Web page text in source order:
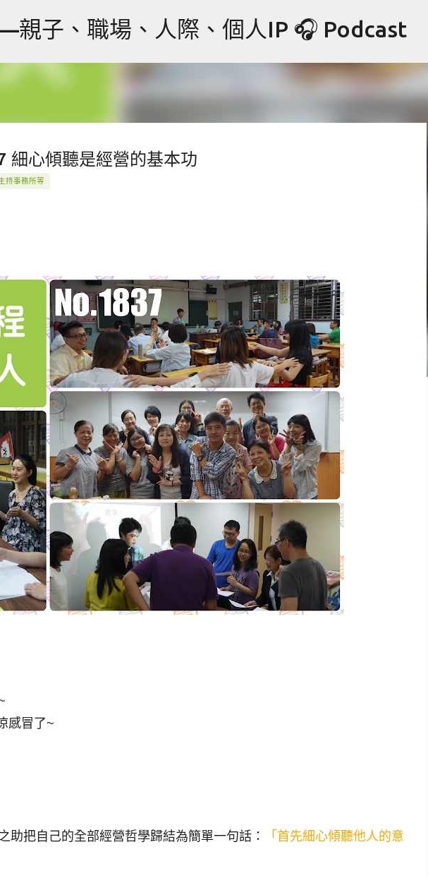
跳到主要內容
親子、職場、人際、個人IP 🎧 Podcast
細心傾聽是經營的基本功
持事務所等
感冒了~
助把自己的全部經營哲學歸結為簡單一句話：
「 首先細心傾聽他人的意